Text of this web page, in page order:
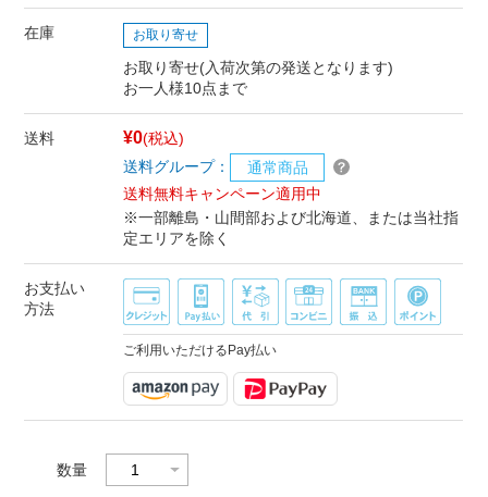
在庫 お取り寄せ
お取り寄せ(入荷次第の発送となります)
お一人様10点まで
送料 ¥0(税込)
送料グループ：
通常商品
送料無料キャンペーン適用中
※一部離島・山間部および北海道、または当社指
定エリアを除く
お支払い
方法
ご利用いただけるPay払い
数量